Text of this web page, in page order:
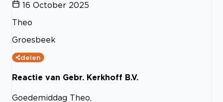
16 October 2025
Theo
Groesbeek
delen
Reactie van Gebr. Kerkhoff B.V.
Goedemiddag Theo,